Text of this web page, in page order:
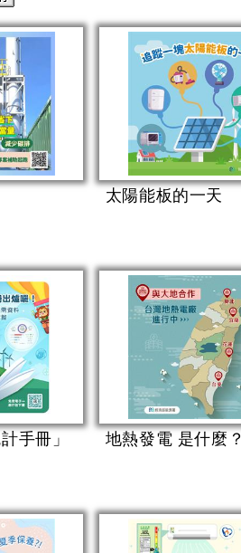
太陽能板的一天
手冊」
地熱發電 是什麼？